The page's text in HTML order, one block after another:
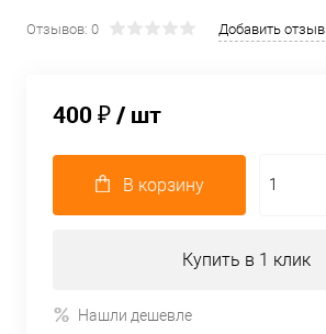
Отзывов: 0 Добавить отзыв
400 ₽/ шт
В корзину
Купить в 1 клик
Нашли дешевле